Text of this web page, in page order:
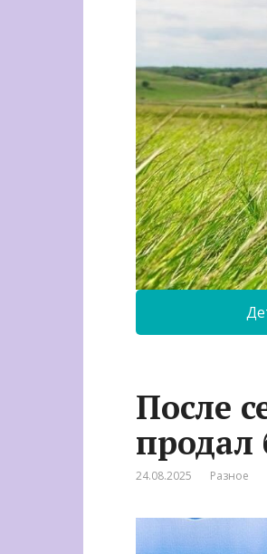
После
продал
24.08.2025 Разное